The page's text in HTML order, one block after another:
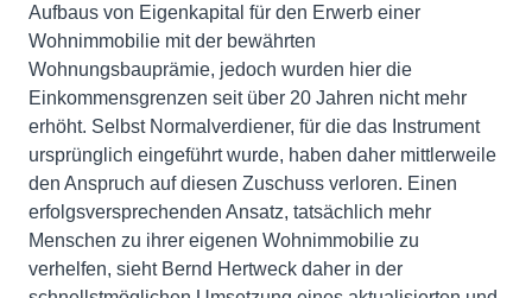
Aufbaus von Eigenkapital für den Erwerb einer
Wohnimmobilie mit der bewährten
Wohnungsbauprämie, jedoch wurden hier die
Einkommensgrenzen seit über 20 Jahren nicht mehr
erhöht. Selbst Normalverdiener, für die das Instrument
ursprünglich eingeführt wurde, haben daher mittlerweile
den Anspruch auf diesen Zuschuss verloren. Einen
erfolgsversprechenden Ansatz, tatsächlich mehr
Menschen zu ihrer eigenen Wohnimmobilie zu
verhelfen, sieht Bernd Hertweck daher in der